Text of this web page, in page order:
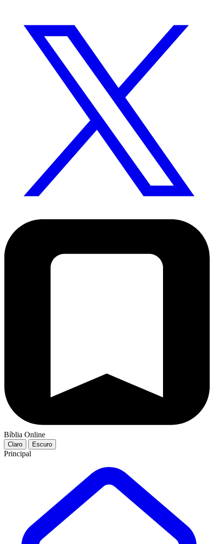
Bíblia Online
Claro Escuro
Principal